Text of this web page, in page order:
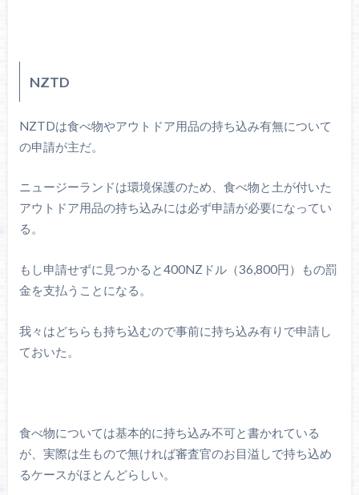
NZTD
NZTDは食べ物やアウトドア用品の持ち込み有無について
の申請が主だ。
ニュージーランドは環境保護のため、食べ物と土が付いた
アウトドア用品の持ち込みには必ず申請が必要になってい
る。
もし申請せずに見つかると400NZドル（36,800円）もの罰
金を支払うことになる。
我々はどちらも持ち込むので事前に持ち込み有りで申請し
ておいた。
食べ物については基本的に持ち込み不可と書かれている
が、実際は生もので無ければ審査官のお目溢しで持ち込め
るケースがほとんどらしい。